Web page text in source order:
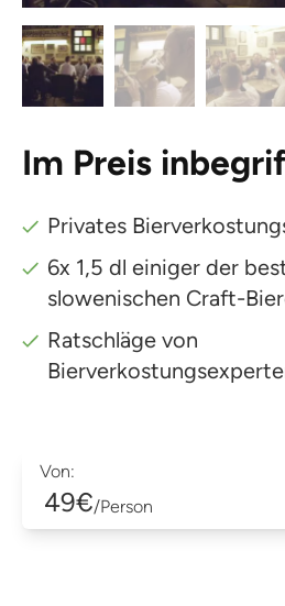
Im Preis
Privates
6x 1,5 dl einiger der
slowenischen Craft-
Ratschläge von
Von:
49€/Person